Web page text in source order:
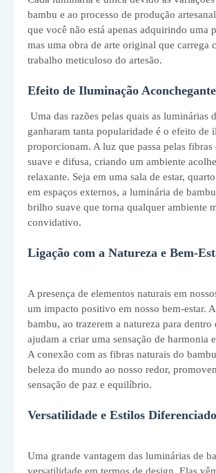
bambu e ao processo de produção
que você não está apenas adquirindo uma
mas uma obra de arte original que carrega
trabalho meticuloso do artesão.
Efeito de Iluminação Aconchegante
Uma das razões pelas quais as luminárias
ganharam tanta popularidade é o efeito de
proporcionam. A luz que passa pelas fibras
suave e difusa, criando um ambiente
relaxante. Seja em uma sala de estar,
em espaços externos, a luminária de
brilho suave que torna qualquer ambiente
convidativo.
Ligação com a Natureza e Bem-
A presença de elementos naturais em
um impacto positivo em nosso bem-estar.
bambu, ao trazerem a natureza para dentro
ajudam a criar uma sensação de harmonia
A conexão com as fibras naturais do
beleza do mundo ao nosso redor,
sensação de paz e equilíbrio.
Versatilidade e Estilos
Uma grande vantagem das luminárias de
versatilidade em termos de design. Elas